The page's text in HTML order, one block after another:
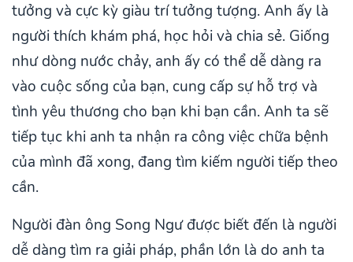
tưởng và cực kỳ giàu trí tưởng tượng. Anh ấy là
người thích khám phá, học hỏi và chia sẻ. Giống
như dòng nước chảy, anh ấy có thể dễ dàng ra
vào cuộc sống của bạn, cung cấp sự hỗ trợ và
tình yêu thương cho bạn khi bạn cần. Anh ta sẽ
tiếp tục khi anh ta nhận ra công việc chữa bệnh
của mình đã xong, đang tìm kiếm người tiếp theo
cần.
Người đàn ông Song Ngư được biết đến là người
dễ dàng tìm ra giải pháp, phần lớn là do anh ta